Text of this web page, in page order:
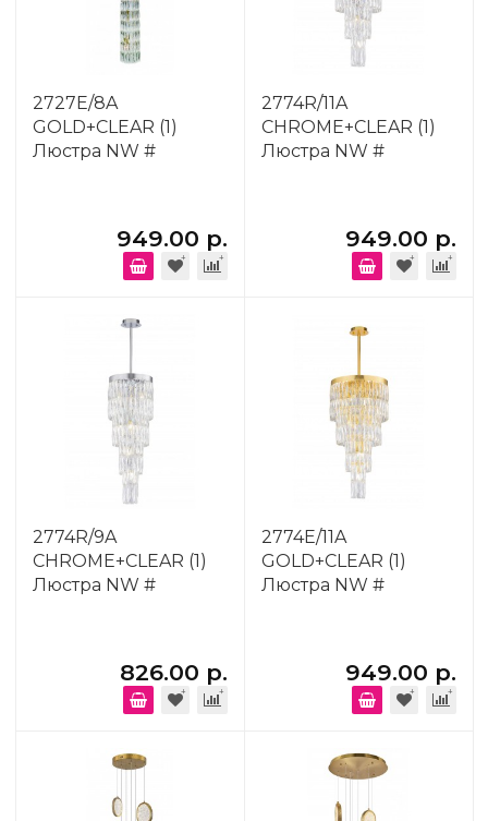
2727E/8A
GOLD+CLEAR (1)
Люстра NW #
949.00 р.
2774R/11A
CHROME+CLEAR (1)
Люстра NW #
949.00 р.
2774R/9A
CHROME+CLEAR (1)
Люстра NW #
826.00 р.
2774E/11A
GOLD+CLEAR (1)
Люстра NW #
949.00 р.